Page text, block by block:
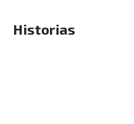
Historias